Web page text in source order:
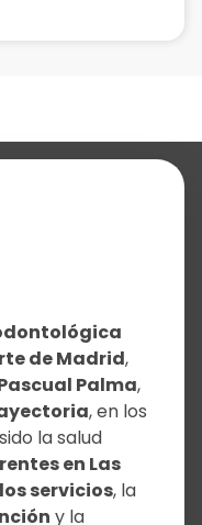
de Madrid,
Palma,
, en los
la salud
en Las
servicios, la
y la